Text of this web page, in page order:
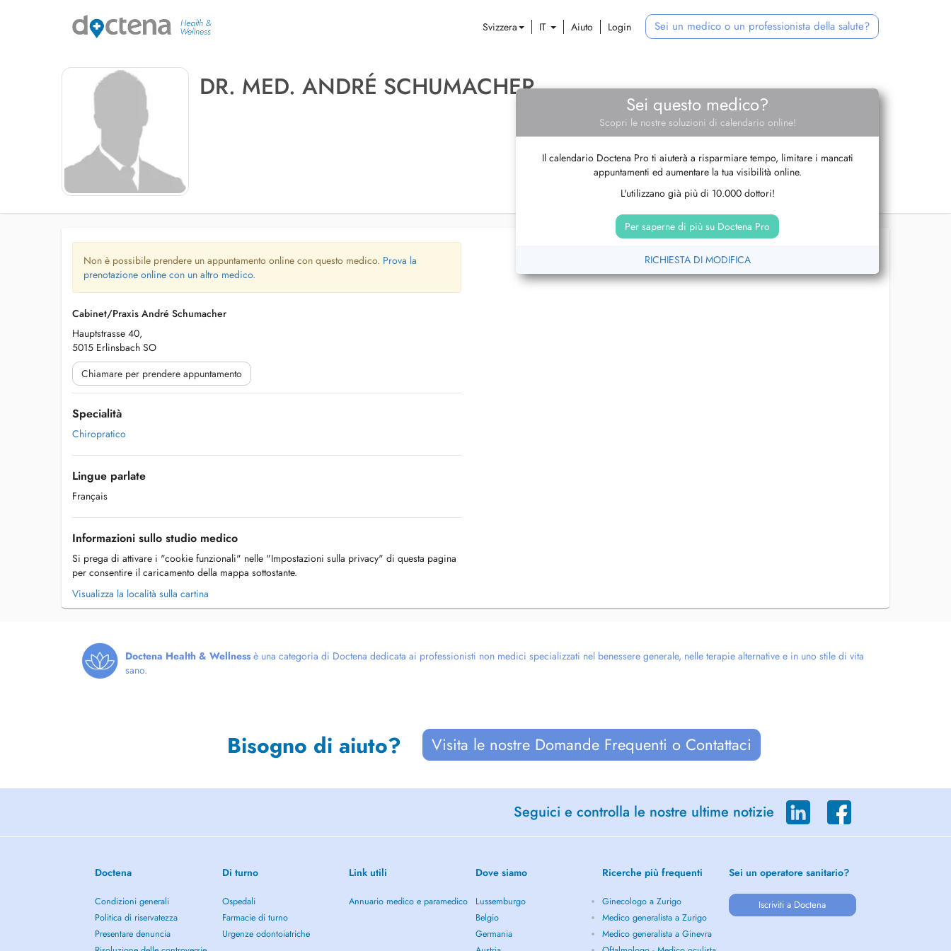
Svizzera IT Aiuto Login Sei un medico o un professionista della salute?
DR. MED. ANDRÉ SCHUMACHER
Sei questo medico?
Scopri le nostre soluzioni di calendario online!
Il calendario Doctena Pro ti aiuterà a risparmiare tempo, limitare i mancati
appuntamenti ed aumentare la tua visibilità online.
L'utilizzano già più di 10.000 dottori!
Per saperne di più su Doctena Pro
RICHIESTA DI MODIFICA
Non è possibile prendere un appuntamento online con questo medico. Prova la
prenotazione online con un altro medico.
Cabinet/Praxis André Schumacher
Hauptstrasse 40,
5015 Erlinsbach SO
Chiamare per prendere appuntamento
Specialità
Chiropratico
Lingue parlate
Français
Informazioni sullo studio medico
Si prega di attivare i "cookie funzionali" nelle "Impostazioni sulla privacy" di questa pagina
per consentire il caricamento della mappa sottostante.
Visualizza la località sulla cartina
Doctena Health & Wellness è una categoria di Doctena dedicata ai professionisti non medici specializzati nel benessere generale, nelle terapie alternative e in uno stile di vita
sano.
Bisogno di aiuto? Visita le nostre Domande Frequenti o Contattaci
Seguici e controlla le nostre ultime notizie
Doctena
Condizioni generali
Politica di riservatezza
Presentare denuncia
Di turno
Ospedali
Farmacie di turno
Urgenze odontoiatriche
Link utili
Annuario medico e paramedico
Dove siamo
Lussemburgo
Belgio
Germania
Ricerche più frequenti
Ginecologo a Zurigo
Medico generalista a Zurigo
Medico generalista a Ginevra
Sei un operatore sanitario?
Iscriviti a Doctena